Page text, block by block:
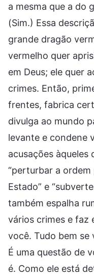
a mesma que a do
(Sim.) Essa
grande dragão
vermelho quer
em Deus; ele quer
crimes. Então,
frentes, fabrica
divulga ao mundo
levante e condene
acusações àqueles
“perturbar a ordem
Estado” e
também espalha
vários crimes e faz
você. Tudo bem se
É uma questão de
é. Como ele está